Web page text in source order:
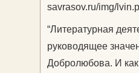
“Литературная
руководящее
Добролюбова. И как